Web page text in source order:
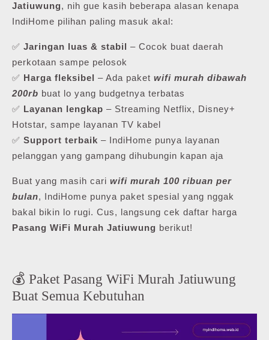
Jatiuwung, nih gue kasih beberapa alasan kenapa
IndiHome pilihan paling masuk akal:
✅ Jaringan luas & stabil – Cocok buat daerah
perkotaan sampe pelosok
✅ Harga fleksibel – Ada paket wifi murah dibawah
200rb buat lo yang budgetnya terbatas
✅ Layanan lengkap – Streaming Netflix, Disney+
Hotstar, sampe layanan TV kabel
✅ Support terbaik – IndiHome punya layanan
pelanggan yang gampang dihubungin kapan aja
Buat yang masih cari wifi murah 100 ribuan per
bulan, IndiHome punya paket spesial yang nggak
bakal bikin lo rugi. Cus, langsung cek daftar harga
Pasang WiFi Murah Jatiuwung berikut!
💰 Paket Pasang WiFi Murah Jatiuwung
Buat Semua Kebutuhan